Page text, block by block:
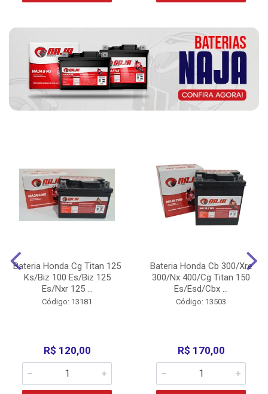
Bateria Honda Cg Titan 125
Ks/Biz 100 Es/Biz 125
Es/Nxr 125 ...
Código: 13181
R$ 120,00
Bateria Honda Cb 300/Xre
300/Nx 400/Cg Titan 150
Es/Esd/Cbx ...
Código: 13503
R$ 170,00